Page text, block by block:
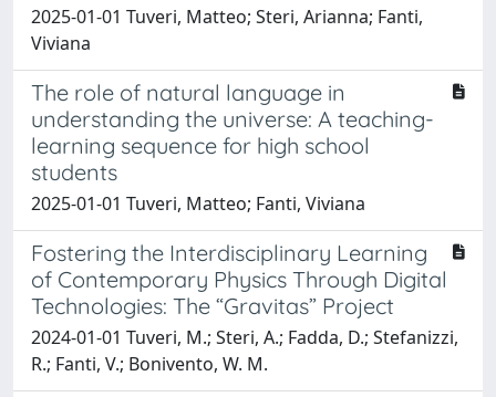
2025-01-01 Tuveri, Matteo; Steri, Arianna; Fanti,
Viviana
The role of natural language in
understanding the universe: A teaching-
learning sequence for high school
students
2025-01-01 Tuveri, Matteo; Fanti, Viviana
Fostering the Interdisciplinary Learning
of Contemporary Physics Through Digital
Technologies: The “Gravitas” Project
2024-01-01 Tuveri, M.; Steri, A.; Fadda, D.; Stefanizzi,
R.; Fanti, V.; Bonivento, W. M.